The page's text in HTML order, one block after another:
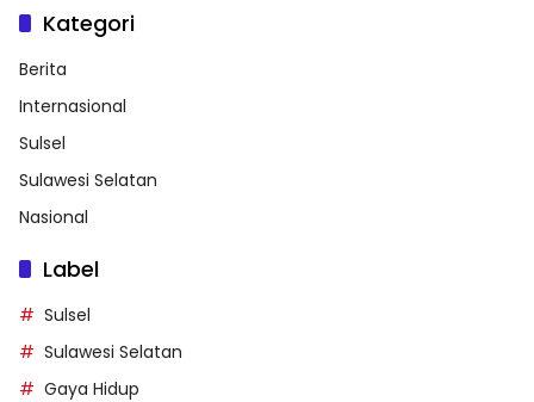
Kategori
Berita
Internasional
Sulsel
Sulawesi Selatan
Nasional
Label
Sulsel
Sulawesi Selatan
Gaya Hidup